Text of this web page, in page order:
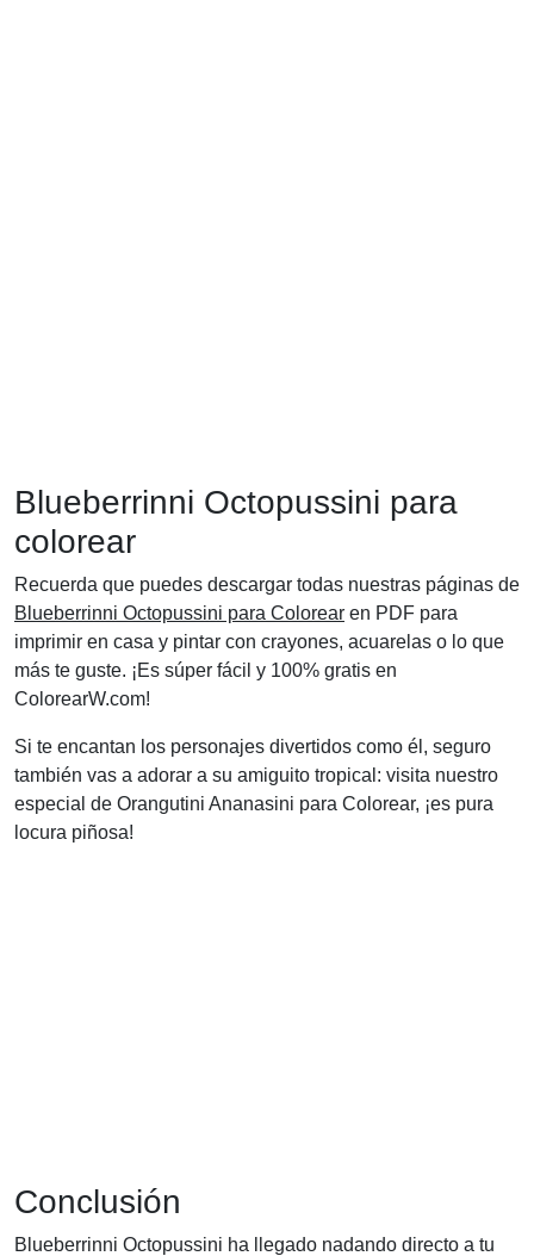
Blueberrinni Octopussini para
colorear
Recuerda que puedes descargar todas nuestras páginas de
Blueberrinni Octopussini para Colorear en PDF para
imprimir en casa y pintar con crayones, acuarelas o lo que
más te guste. ¡Es súper fácil y 100% gratis en
ColorearW.com!
Si te encantan los personajes divertidos como él, seguro
también vas a adorar a su amiguito tropical: visita nuestro
especial de Orangutini Ananasini para Colorear, ¡es pura
locura piñosa!
Conclusión
Blueberrinni Octopussini ha llegado nadando directo a tu